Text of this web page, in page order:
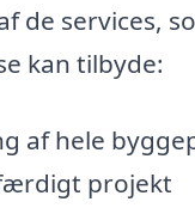
de services,
kan tilbyde:
af hele
projekt